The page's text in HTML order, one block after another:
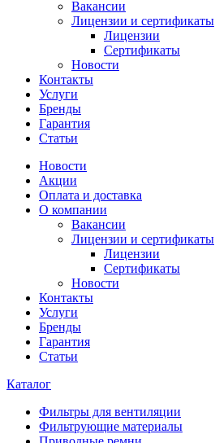
Вакансии
Лицензии и сертификаты
Лицензии
Сертификаты
Новости
Контакты
Услуги
Бренды
Гарантия
Статьи
Новости
Акции
Оплата и доставка
О компании
Вакансии
Лицензии и сертификаты
Лицензии
Сертификаты
Новости
Контакты
Услуги
Бренды
Гарантия
Статьи
Каталог
Фильтры для вентиляции
Фильтрующие материалы